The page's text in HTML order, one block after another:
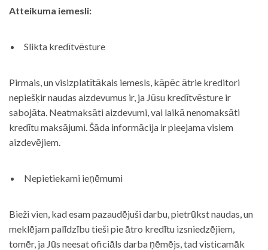
Atteikuma iemesli:
Slikta kredītvēsture
Pirmais, un visizplatītākais iemesls, kāpēc ātrie kreditori
nepiešķir naudas aizdevumus ir, ja Jūsu kredītvēsture ir
sabojāta. Neatmaksāti aizdevumi, vai laikā nenomaksāti
kredītu maksājumi. Šāda informācija ir pieejama visiem
aizdevējiem.
Nepietiekami ieņēmumi
Bieži vien, kad esam pazaudējuši darbu, pietrūkst naudas, un
meklējam palīdzību tieši pie ātro kredītu izsniedzējiem,
tomēr, ja Jūs neesat oficiāls darba ņēmējs, tad visticamāk